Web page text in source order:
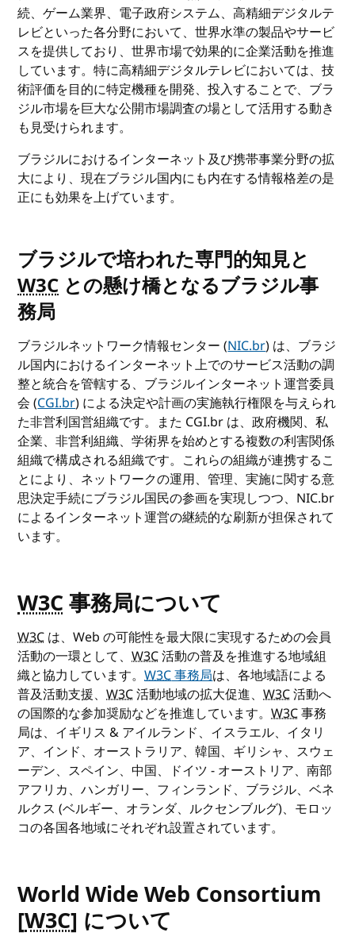
続、ゲーム業界、電子政府システム、高精細デジタルテ
レビといった各分野において、世界水準の製品やサービ
スを提供しており、世界市場で効果的に企業活動を推進
しています。特に高精細デジタルテレビにおいては、技
術評価を目的に特定機種を開発、投入することで、ブラ
ジル市場を巨大な公開市場調査の場として活用する動き
も見受けられます。
ブラジルにおけるインターネット及び携帯事業分野の拡
大により、現在ブラジル国内にも内在する情報格差の是
正にも効果を上げています。
ブラジルで培われた専門的知見と
W3C との懸け橋となるブラジル事
務局
ブラジルネットワーク情報センター (NIC.br) は、ブラジ
ル国内におけるインターネット上でのサービス活動の調
整と統合を管轄する、ブラジルインターネット運営委員
会 (CGI.br) による決定や計画の実施執行権限を与えられ
た非営利国営組織です。また CGI.br は、政府機関、私
企業、非営利組織、学術界を始めとする複数の利害関係
組織で構成される組織です。これらの組織が連携するこ
とにより、ネットワークの運用、管理、実施に関する意
思決定手続にブラジル国民の参画を実現しつつ、NIC.br
によるインターネット運営の継続的な刷新が担保されて
います。
W3C 事務局について
W3C は、Web の可能性を最大限に実現するための会員
活動の一環として、W3C活動の普及を推進する地域組
織と協力しています。W3C事務局は、各地域語による
普及活動支援、W3C活動地域の拡大促進、W3C活動へ
の国際的な参加奨励などを推進しています。W3C事務
局は、イギリス & アイルランド、イスラエル、イタリ
ア、インド、オーストラリア、韓国、ギリシャ、スウェ
ーデン、スペイン、中国、ドイツ - オーストリア、南部
アフリカ、ハンガリー、フィンランド、ブラジル、ベネ
ルクス (ベルギー、オランダ、ルクセンブルグ)、モロッ
コの各国各地域にそれぞれ設置されています。
World Wide Web Consortium
[W3C] について